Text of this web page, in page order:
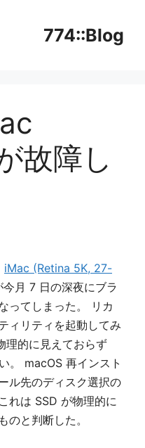
774::Blog
故障し
iMac (Retina 5K, 27-
月 7 日の深夜にブラ
ってしまった。 リカ
ィリティを起動してみ
理的に見えておらず
。 macOS 再インスト
ル先のディスク選択の
れは SSD が物理的に
のと判断した。